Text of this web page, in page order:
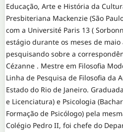
Educação, Arte e História da
Presbiteriana Mackenzie (São
com a Université Paris 13 (
estágio durante os meses de
pesquisando sobre a
Cézanne . Mestre em Filosofia
Linha de Pesquisa de Filosofia da
Estado do Rio de Janeiro.
e Licenciatura) e Psicologia
Formação de Psicólogo) pela
Colégio Pedro II, foi chefe do